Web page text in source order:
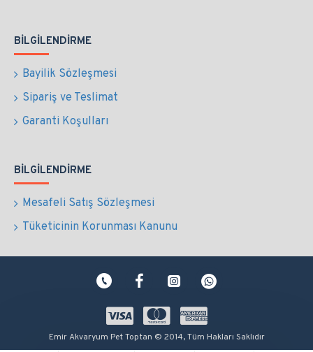
BILGILENDIRME
Bayilik Sözleşmesi
Sipariş ve Teslimat
Garanti Koşulları
BILGILENDIRME
Mesafeli Satış Sözleşmesi
Tüketicinin Korunması Kanunu
Emir Akvaryum Pet Toptan © 2014, Tüm Hakları Saklıdır